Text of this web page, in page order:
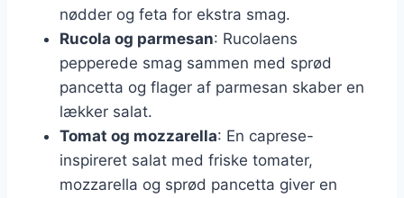
nødder og feta for ekstra smag.
Rucola og parmesan: Rucolaens
pepperede smag sammen med sprød
pancetta og flager af parmesan skaber en
lækker salat.
Tomat og mozzarella: En caprese-
inspireret salat med friske tomater,
mozzarella og sprød pancetta giver en